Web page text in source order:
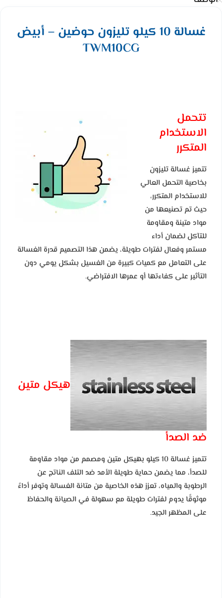
غسالة 10 كيلو تليزون حوضين – أبيض
TWM10CG
تتحمل
الاستخدام
المتكرر
تتميز غسالة تليزون
بخاصية التحمل العالي
للاستخدام المتكرر،
حيث تم تصنيعها من
مواد متينة ومقاومة
للتآكل لضمان أداء
مستمر وفعال لفترات طويلة، يضمن هذا التصميم قدرة الغسالة
على التعامل مع كميات كبيرة من الغسيل بشكل يومي دون
التأثير على كفاءتها أو عمرها الافتراضي.
هيكل متين
ضد الصدأ
تتميز غسالة 10 كيلو بهيكل متين ومصمم من مواد مقاومة
للصدأ، مما يضمن حماية طويلة الأمد ضد التلف الناتج عن
الرطوبة والمياه، تعزز هذه الخاصية من متانة الغسالة وتوفر أداءً
موثوقًا يدوم لفترات طويلة مع سهولة في الصيانة والحفاظ
على المظهر الجيد.